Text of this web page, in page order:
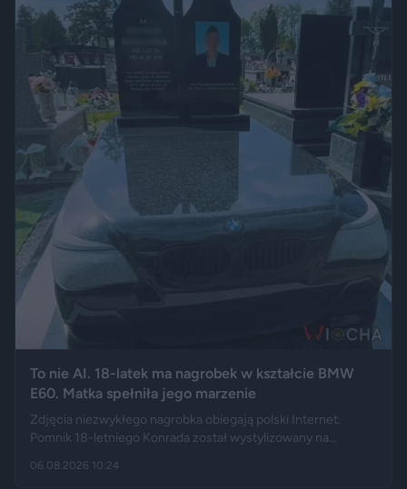
To nie AI. 18-latek ma nagrobek w kształcie BMW
E60. Matka spełniła jego marzenie
Zdjęcia niezwykłego nagrobka obiegają polski Internet.
Pomnik 18-letniego Konrada został wystylizowany na
logo marki, a nawet elementy przypominające układ
06.08.2026 10:24